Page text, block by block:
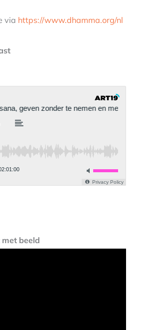
via https://www.dhamma.org/nl
beeld